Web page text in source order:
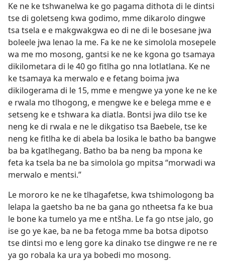
Ke ne ke tshwanelwa ke go pagama dithota di le dintsi
tse di goletseng kwa godimo, mme dikarolo dingwe
tsa tsela e e makgwakgwa eo di ne di le bosesane jwa
boleele jwa lenao la me. Fa ke ne ke simolola mosepele
wa me mo mosong, gantsi ke ne ke kgona go tsamaya
dikilometara di le 40 go fitlha go nna lotlatlana. Ke ne
ke tsamaya ka merwalo e e fetang boima jwa
dikilogerama di le 15, mme e mengwe ya yone ke ne ke
e rwala mo tlhogong, e mengwe ke e belega mme e e
setseng ke e tshwara ka diatla. Bontsi jwa dilo tse ke
neng ke di rwala e ne le dikgatiso tsa Baebele, tse ke
neng ke fitlha ke di abela ba losika le batho ba bangwe
ba ba kgatlhegang. Batho ba ba neng ba mpona ke
feta ka tsela ba ne ba simolola go mpitsa “morwadi wa
merwalo e mentsi.”
Le mororo ke ne ke tlhagafetse, kwa tshimologong ba
lelapa la gaetsho ba ne ba gana go ntheetsa fa ke bua
le bone ka tumelo ya me e ntšha. Le fa go ntse jalo, go
ise go ye kae, ba ne ba fetoga mme ba botsa dipotso
tse dintsi mo e leng gore ka dinako tse dingwe re ne re
ya go robala ka ura ya bobedi mo mosong.